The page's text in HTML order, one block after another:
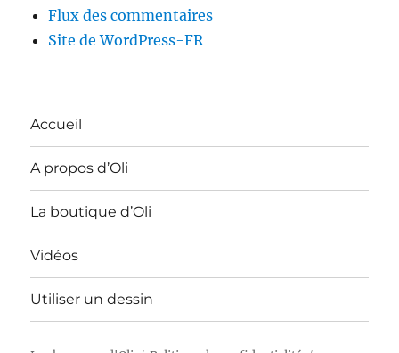
Flux des commentaires
Site de WordPress-FR
Accueil
A propos d’Oli
La boutique d’Oli
Vidéos
Utiliser un dessin